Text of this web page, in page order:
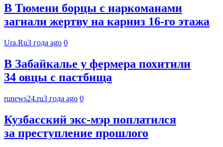
В Тюмени борцы с наркоманами
загнали жертву на карниз 16-го этажа
Ura.Ru3 года ago 0
В Забайкалье у фермера похитили
34 овцы с пастбища
runews24.ru3 года ago 0
Кузбасский экс-мэр поплатился
за преступление прошлого